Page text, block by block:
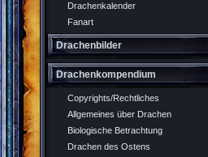
Drachenkalender
Fanart
Drachenbilder
Drachenkompendium
Copyrights/Rechtliches
Allgemeines über Drachen
Biologische Betrachtung
Drachen des Ostens